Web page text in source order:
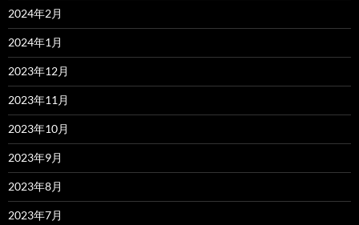
2024年2月
2024年1月
2023年12月
2023年11月
2023年10月
2023年9月
2023年8月
2023年7月